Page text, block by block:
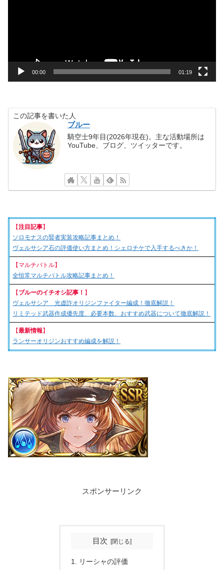
00:00 01:19
この記事を書いた人
ブルー
騎空士9年目(2026年現在)。主な活動場所は
YouTube、ブログ、ツイッターです。
【注目記事】
ソロモナスの賢者実装攻略記事まとめ！
ヴェルサシア石の評価使い方まとめ！シェロチケで入手するべきか！
【マルチバトル】
全恒常マルチバトル攻略記事まとめ！
【ブルーのイチオシ記事！ 】
ヴェルサシア 光虚詐オリジンファイター編成！徹底解説！
リミテッド武器作成優先度、必要本数、おすすめ武器について徹底解説！
【最新情報】
ランサーオリジンおすすめ編成を解説！
スポンサーリンク
目次
リーシャの評価